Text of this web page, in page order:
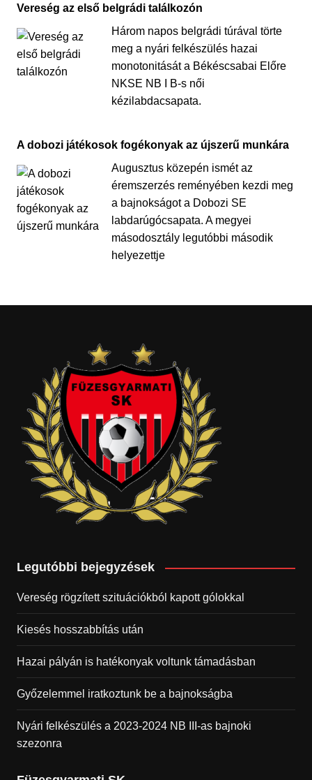
Vereség az első belgrádi találkozón
Három napos belgrádi túrával törte
meg a nyári felkészülés hazai
monotonitását a Békéscsabai Előre
NKSE NB I B-s női
kézilabdacsapata.
A dobozi játékosok fogékonyak az újszerű munkára
Augusztus közepén ismét az
éremszerzés reményében kezdi meg
a bajnokságot a Dobozi SE
labdarúgócsapata. A megyei
másodosztály legutóbbi második
helyezettje
Legutóbbi bejegyzések
Vereség rögzített szituációkból kapott gólokkal
Kiesés hosszabbítás után
Hazai pályán is hatékonyak voltunk támadásban
Győzelemmel iratkoztunk be a bajnokságba
Nyári felkészülés a 2023-2024 NB III-as bajnoki
szezonra